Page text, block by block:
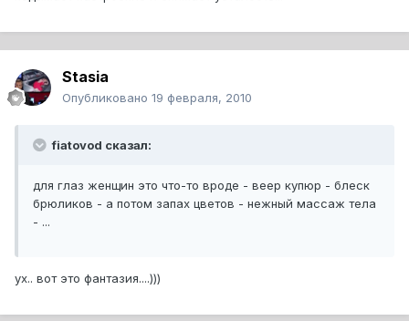
Stasia
Опубликовано 19 февраля, 2010
fiatovod сказал:
для глаз женщин это что-то вроде - веер купюр - блеск
брюликов - а потом запах цветов - нежный массаж тела
- ...
ух.. вот это фантазия....)))